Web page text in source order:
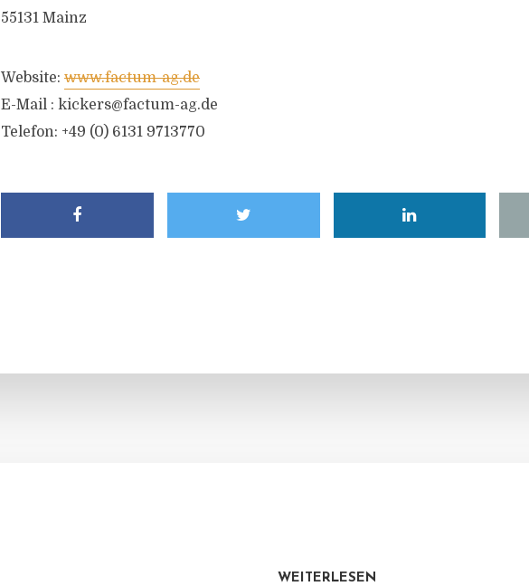
55131 Mainz
Website: www.factum-ag.de
E-Mail : kickers@factum-ag.de
Telefon: +49 (0) 6131 9713770
WEITERLESEN